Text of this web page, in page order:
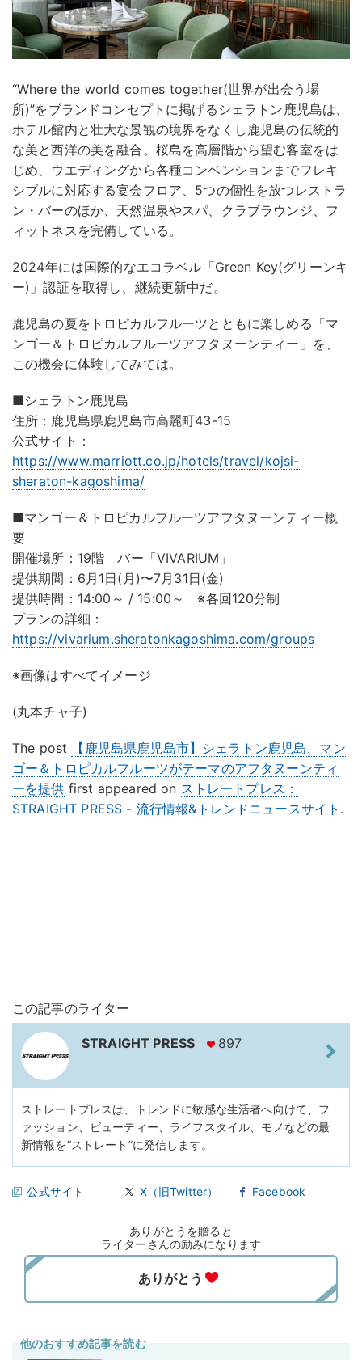
“Where the world comes together(世界が出会う場
所)”をブランドコンセプトに掲げるシェラトン鹿児島は、
ホテル館内と壮大な景観の境界をなくし鹿児島の伝統的
な美と西洋の美を融合。桜島を高層階から望む客室をは
じめ、ウエディングから各種コンベンションまでフレキ
シブルに対応する宴会フロア、5つの個性を放つレストラ
ン・バーのほか、天然温泉やスパ、クラブラウンジ、フ
ィットネスを完備している。
2024年には国際的なエコラベル「Green Key(グリーンキ
ー)」認証を取得し、継続更新中だ。
鹿児島の夏をトロピカルフルーツとともに楽しめる「マ
ンゴー＆トロピカルフルーツアフタヌーンティー」を、
この機会に体験してみては。
■シェラトン鹿児島
住所：鹿児島県鹿児島市高麗町43-15
公式サイト：
https://www.marriott.co.jp/hotels/travel/kojsi-
sheraton-kagoshima/
■マンゴー＆トロピカルフルーツアフタヌーンティー概
要
開催場所：19階 バー「VIVARIUM」
提供期間：6月1日(月)〜7月31日(金)
提供時間：14:00～ / 15:00～ ※各回120分制
プランの詳細：
https://vivarium.sheratonkagoshima.com/groups
※画像はすべてイメージ
(丸本チャ子)
The post
【鹿児島県鹿児島市】シェラトン鹿児島、マン
ゴー＆トロピカルフルーツがテーマのアフタヌーンティ
ーを提供 first appeared on ストレートプレス：
STRAIGHT PRESS - 流行情報&トレンドニュースサイト .
この記事のライター
STRAIGHT PRESS 897
ストレートプレスは、トレンドに敏感な生活者へ向けて、フ
ァッション、ビューティー、ライフスタイル、モノなどの最
新情報を“ストレート”に発信します。
公式サイト X（旧Twitter） Facebook
ありがとうを贈ると
ライターさんの励みになります
他のおすすめ記事を読む